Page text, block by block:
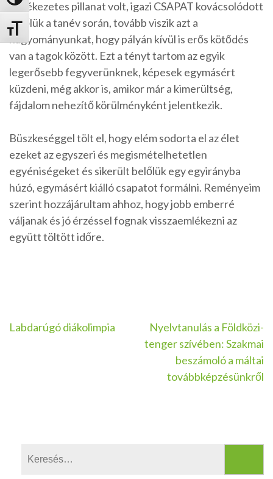
Betűméret váltása
emlékezetes pillanat volt, igazi CSAPAT kovácsolódott
belőlük a tanév során, tovább viszik azt a
hagyományunkat, hogy pályán kívül is erős kötődés
van a tagok között. Ezt a tényt tartom az egyik
legerősebb fegyverünknek, képesek egymásért
küzdeni, még akkor is, amikor már a kimerültség,
fájdalom nehezítő körülményként jelentkezik.
Büszkeséggel tölt el, hogy elém sodorta el az élet
ezeket az egyszeri és megismételhetetlen
egyéniségeket és sikerült belőlük egy egyirányba
húzó, egymásért kiálló csapatot formálni. Reményeim
szerint hozzájárultam ahhoz, hogy jobb emberré
váljanak és jó érzéssel fognak visszaemlékezni az
együtt töltött időre.
Bejegyzés
Labdarúgó diákolimpia
Nyelvtanulás a Földközi-
tenger szívében: Szakmai
beszámoló a máltai
továbbképzésünkről